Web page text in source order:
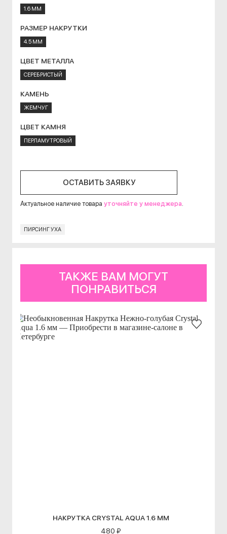
1.6 ММ
РАЗМЕР НАКРУТКИ
4.5 ММ
ЦВЕТ МЕТАЛЛА
СЕРЕБРИСТЫЙ
КАМЕНЬ
ЖЕМЧУГ
ЦВЕТ КАМНЯ
ПЕРЛАМУТРОВЫЙ
ОСТАВИТЬ ЗАЯВКУ
Актуальное наличие товара уточняйте у менеджера.
ПИРСИНГ УХА
ТАКЖЕ ВАМ МОГУТ
ПОНРАВИТЬСЯ
НАКРУТКА CRYSTAL AQUA 1.6 ММ
480 ₽